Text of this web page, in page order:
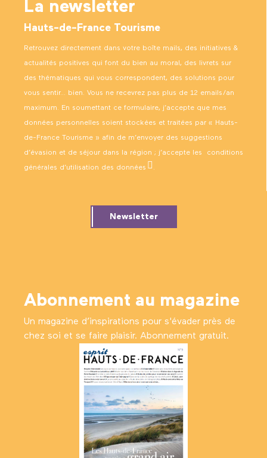
La newsletter
Hauts-de-France Tourisme
Retrouvez directement dans votre boîte mails, des initiatives &
actualités positives qui font du bien au moral, des livrets sur
des thématiques qui vous correspondent, des solutions pour
vous sentir… bien. Vous ne recevrez pas plus de 12 emails/an
maximum. En soumettant ce formulaire, j’accepte que mes
données personnelles soient stockées et traitées par « Hauts-
de-France Tourisme » afin de m’envoyer des suggestions
d’évasion et de séjour dans la région ; j’accepte les conditions
générales d’utilisation des données .
Newsletter
Abonnement au magazine
Un magazine d’inspirations pour s'évader près de
chez soi et se faire plaisir. Abonnement gratuit.